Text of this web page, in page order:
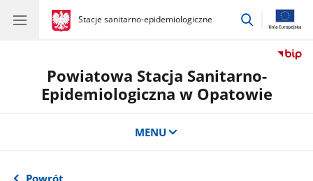
gov.pl
Stacje sanitarno-epidemiologiczne
gov.pl
Stacje
przejdź
Powiatowa Stacja Sanitarno-
Epidemiologiczna w Opatowie
MENU